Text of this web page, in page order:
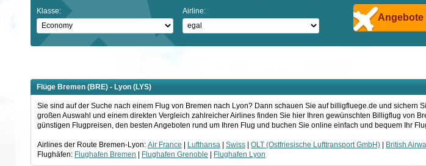
Klasse: Airline:
Angebote
Flüge Bremen (BRE) - Lyon (LYS)
Sie sind auf der Suche nach einem Flug von Bremen nach Lyon? Dann schauen Sie auf billigfluege.de und sichern
großen Auswahl und einem direkten Vergleich zahlreicher Airlines finden Sie hier Ihren gewünschten Billigflug von
günstigen Flugpreisen, den besten Angeboten rund um Ihren Flug und buchen Sie online einfach und bequem Ihr
Airlines der Route Bremen-Lyon: Air France Lufthansa| Swiss| OLT (Ostfriesische Lufttransport GmbH)| British
Flughäfen: Flughafen Bremen Flughafen Grenoble Flughafen Lyon